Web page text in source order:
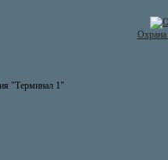
"Терминал 1"